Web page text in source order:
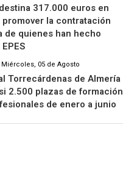
317.000 euros en
promover la contratación
de quienes han hecho
Miércoles, 05 de Agosto
Torrecárdenas de Almería
2.500 plazas de formación
de enero a junio